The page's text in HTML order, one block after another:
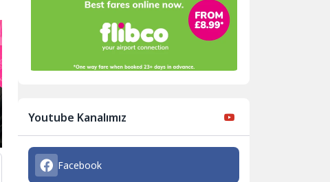
Youtube Kanalımız
Facebook